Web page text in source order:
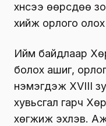
хүнсээ өөрсдөө
хийж орлого
Ийм байдлаар
болох ашиг,
нэмэгдэж XVIII
хувьсгал гарч
хөгжиж эхлэв. Аж